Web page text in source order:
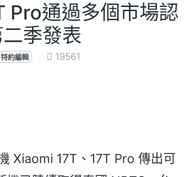
Pro通過多個市場認
季發表
特約編輯 19561
Xiaomi 17T、17T Pro 傳出可